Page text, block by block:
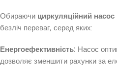
Обираючи циркуляційний насос
безліч переваг, серед яких:
Енергоефективність: Насос
дозволяє зменшити рахунки за